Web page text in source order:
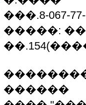
���.8-067-77-
�����:
������